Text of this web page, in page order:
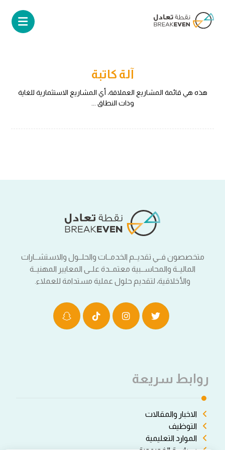
آلة كاتبة
هذه هي قائمة المشاريع العملاقة، أي المشاريع الاستثمارية للغاية
وذات النطاق ...
متخصصون فــي تقديــم الخدمــات والحلــول والاستشــارات
الماليــة والمحاســبية معتمــدة علــى المعايير المهنيــة
والأخلاقية، لتقديم حلول عملية مستدامة للعملاء.
روابط سريعة
الاخبار والمقالات
التوظيف
الموارد التعليمية